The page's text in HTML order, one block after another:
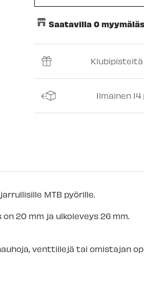
Saatavilla 0
Keskusvarasto-
Espoon Myymälä-
Ilmainen
MTB pyörille.
20 mm ja ulkoleveys 26 mm.
venttiilejä tai omistajan